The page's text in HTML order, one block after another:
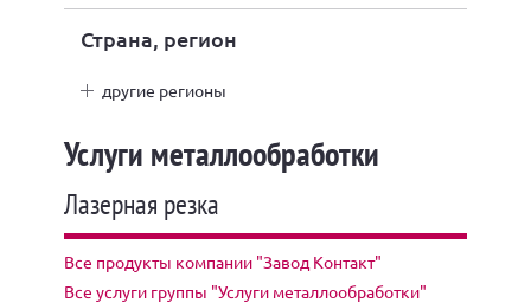
Страна, регион
другие регионы
Услуги металлообработки
Лазерная резка
Все продукты компании "Завод Контакт"
Все услуги группы "Услуги металлообработки"